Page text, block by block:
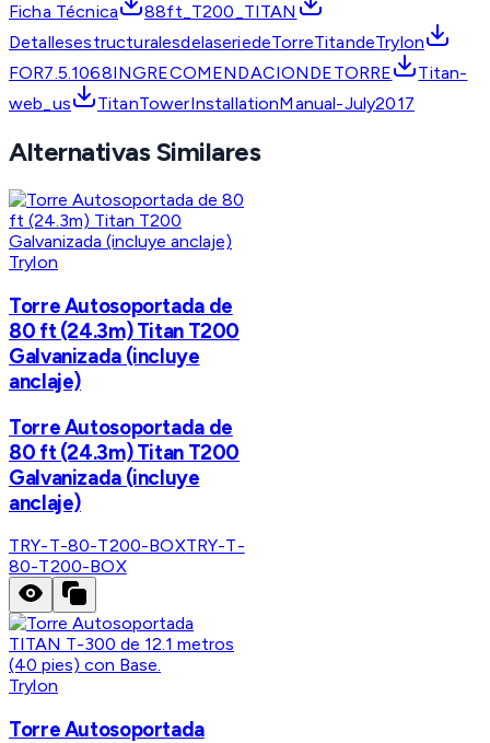
Ficha Técnica
88ft_T200_TITAN
DetallesestructuralesdelaseriedeTorreTitandeTrylon
FOR7.5.1068INGRECOMENDACIONDETORRE
Titan-
web_us
TitanTowerInstallationManual-July2017
Alternativas Similares
Trylon
Torre Autosoportada de
80 ft (24.3m) Titan T200
Galvanizada (incluye
anclaje)
Torre Autosoportada de
80 ft (24.3m) Titan T200
Galvanizada (incluye
anclaje)
TRY-T-80-T200-BOXTRY-T-
80-T200-BOX
Trylon
Torre Autosoportada